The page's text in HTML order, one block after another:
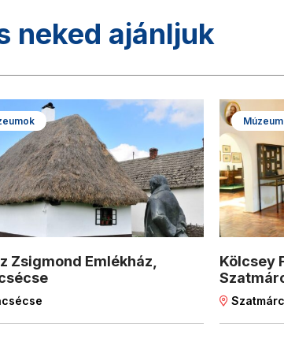
neked ajánljuk
Zsigmond Emlékház,
Kölcsey